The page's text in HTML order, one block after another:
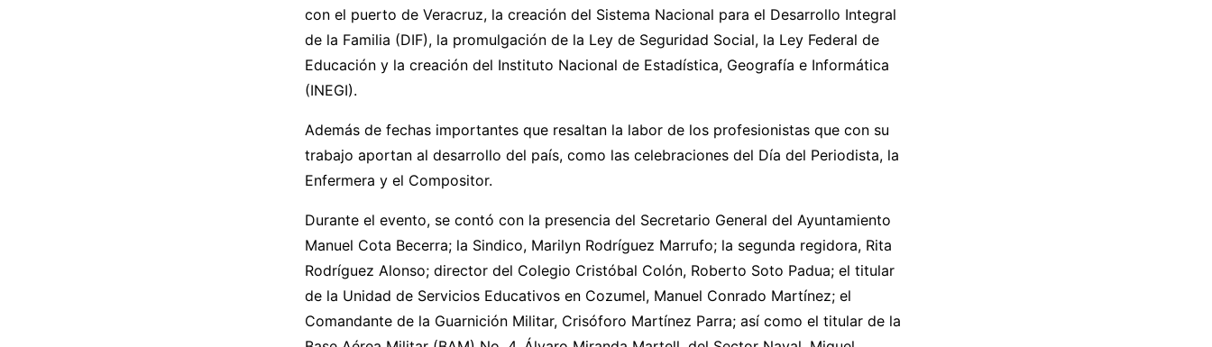
con el puerto de Veracruz, la creación del Sistema Nacional para el Desarrollo Integral
de la Familia (DIF), la promulgación de la Ley de Seguridad Social, la Ley Federal de
Educación y la creación del Instituto Nacional de Estadística, Geografía e Informática
(INEGI).
Además de fechas importantes que resaltan la labor de los profesionistas que con su
trabajo aportan al desarrollo del país, como las celebraciones del Día del Periodista, la
Enfermera y el Compositor.
Durante el evento, se contó con la presencia del Secretario General del Ayuntamiento
Manuel Cota Becerra; la Sindico, Marilyn Rodríguez Marrufo; la segunda regidora, Rita
Rodríguez Alonso; director del Colegio Cristóbal Colón, Roberto Soto Padua; el titular
de la Unidad de Servicios Educativos en Cozumel, Manuel Conrado Martínez; el
Comandante de la Guarnición Militar, Crisóforo Martínez Parra; así como el titular de la